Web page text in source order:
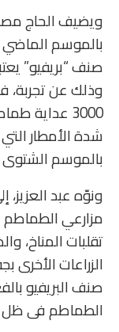
ويضيف الحاج
بالموسم الماضي
صنف “بريفيو”
وذلك عن
3000
شدة الأمطار
بالموسم
ونوّه عبد
مزارعي
تقلبات
الزراعات
صنف البريفيو
الطماطم فى ظل